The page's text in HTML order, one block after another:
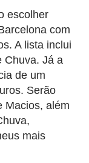
escolher
com
A lista inclui
Chuva. Já a
de um
Serão
Macios, além
mais